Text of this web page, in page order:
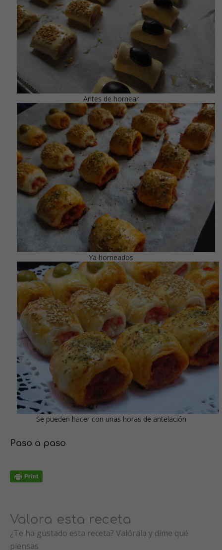
Antes de hornear
Ya horneados
Se pueden hacer con unas horas de antelación
Paso a paso
Valora esta receta
¿Te ha gustado esta receta? Valórala y dime qué
piensas